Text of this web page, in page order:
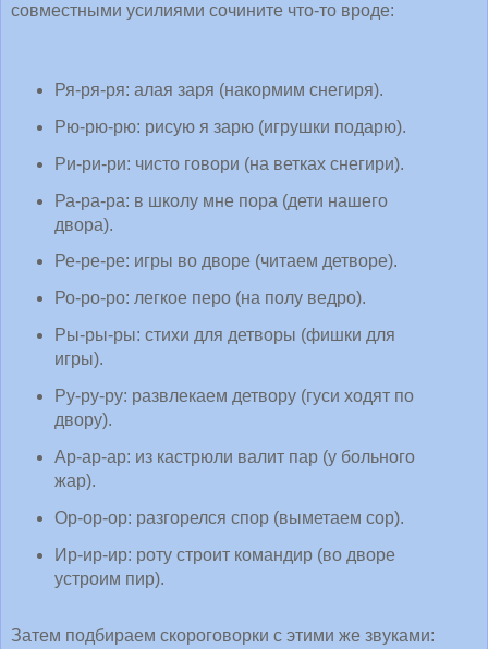
совместными усилиями сочините что-то вроде:
Ря-ря-ря: алая заря (накормим снегиря).
Рю-рю-рю: рисую я зарю (игрушки подарю).
Ри-ри-ри: чисто говори (на ветках снегири).
Ра-ра-ра: в школу мне пора (дети нашего
двора).
Ре-ре-ре: игры во дворе (читаем детворе).
Ро-ро-ро: легкое перо (на полу ведро).
Ры-ры-ры: стихи для детворы (фишки для
игры).
Ру-ру-ру: развлекаем детвору (гуси ходят по
двору).
Ар-ар-ар: из кастрюли валит пар (у больного
жар).
Ор-ор-ор: разгорелся спор (выметаем сор).
Ир-ир-ир: роту строит командир (во дворе
устроим пир).
Затем подбираем скороговорки с этими же звуками: